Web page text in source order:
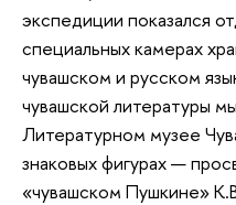
экспедиции показался
специальных камерах
чувашском и русском
чувашской литературы
Литературном музее
знаковых фигурах —
«чувашском Пушкине»